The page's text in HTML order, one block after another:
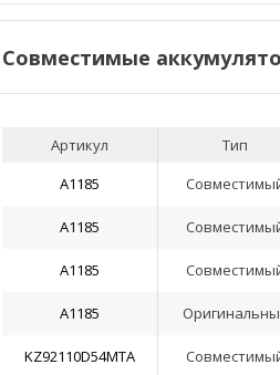
Совместимые
Артикул Тип
A1185
A1185
A1185
A1185
KZ92110D54MTA